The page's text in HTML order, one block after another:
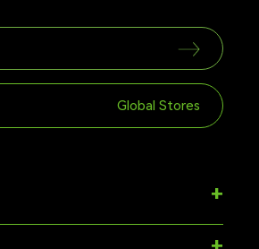
Global Stores
+